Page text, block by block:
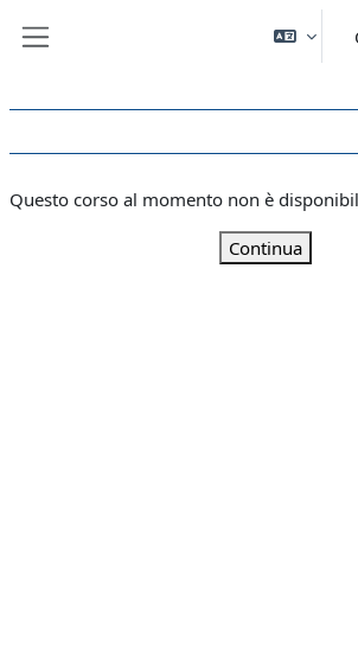
Questo corso al momento non è
Continua